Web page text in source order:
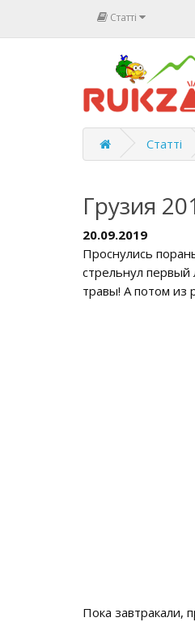
Статті
Статті
Грузия
20.09.2019
Проснулись
стрельнул первый
травы! А потом из
Пока завтракали,